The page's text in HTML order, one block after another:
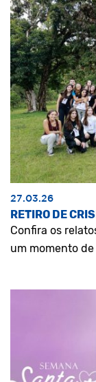
27.03.26
RETIRO DE
Confira os
um momento